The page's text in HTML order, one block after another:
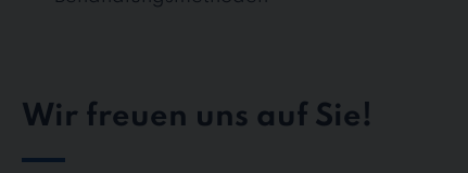
Wir freuen uns auf Sie!